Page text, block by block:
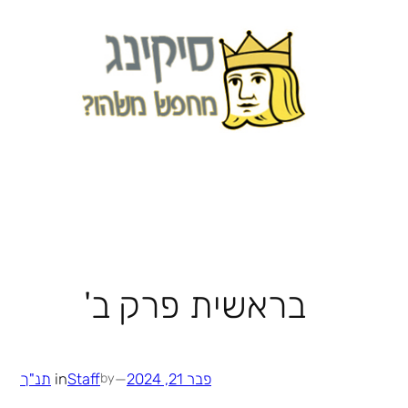
בראשית פרק ב'
פבר 21, 2024 —
by
Staff
in תנ"ך